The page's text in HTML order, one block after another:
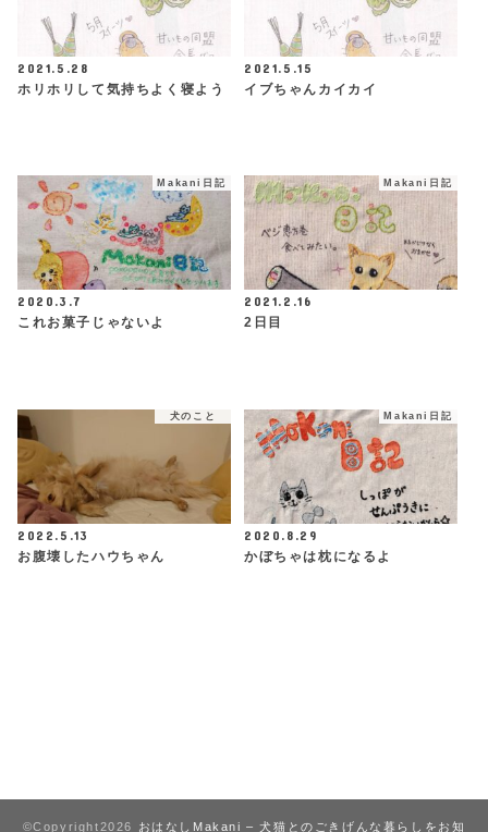
2021.5.28
ホリホリして気持ちよく寝よう
2021.5.15
イブちゃんカイカイ
Makani日記
2020.3.7
これお菓子じゃないよ
Makani日記
2021.2.16
2日目
犬のこと
2022.5.13
お腹壊したハウちゃん
Makani日記
2020.8.29
かぼちゃは枕になるよ
©Copyright2026 おはなしMakani – 犬猫とのごきげんな暮らしをお知